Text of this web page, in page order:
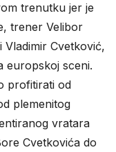
trenutku jer je
trener Velibor
Vladimir Cvetković,
europskoj sceni.
profitirati od
plemenitog
vratara
Cvetkovića do